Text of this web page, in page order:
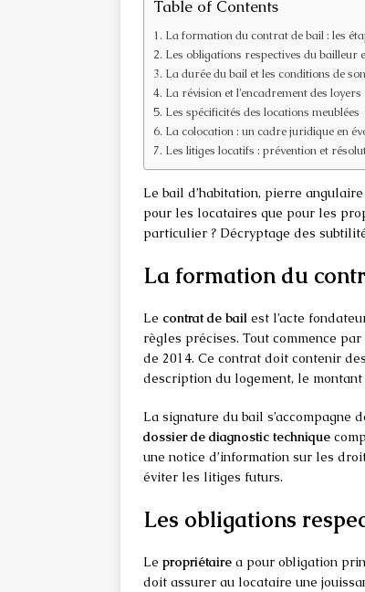
Table of Contents
La formation du contrat de bail : les
Les obligations respectives du bailleur
La durée du bail et les conditions de
La révision et l’encadrement des loyers
Les spécificités des locations meublées
La colocation : un cadre juridique en
Les litiges locatifs : prévention et
Le bail d’habitation, pierre
pour les locataires que pour les
particulier ? Décryptage des
La formation du
Le contrat de bail est l’acte
règles précises. Tout commence
de 2014. Ce contrat doit contenir
description du logement, le
La signature du bail s’accompagne
dossier de diagnostic technique
une notice d’information sur les
éviter les litiges futurs.
Les obligations
Le propriétaire a pour obligation
doit assurer au locataire une